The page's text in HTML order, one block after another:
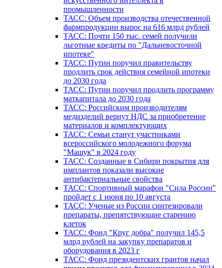
промышленности
ТАСС: Объем производства отечественной
фармпродукции вырос на 616 млрд рублей
ТАСС: Почти 150 тыс. семей получили
льготные кредиты по "Дальневосточной
ипотеке"
ТАСС: Путин поручил правительству
продлить срок действия семейной ипотеки
до 2030 года
ТАСС: Путин поручил продлить программу
маткапитала до 2030 года
ТАСС: Российским производителям
медизделий вернут НДС за приобретение
материалов и комплектующих
ТАСС: Семьи станут участниками
всероссийского молодежного форума
"Машук" в 2024 году
ТАСС: Созданные в Сибири покрытия для
имплантов показали высокие
антибактериальные свойства
ТАСС: Спортивный марафон "Сила России"
пройдет с 1 июня по 10 августа
ТАСС: Ученые из России синтезировали
препараты, препятствующие старению
клеток
ТАСС: Фонд "Круг добра" получил 145,5
млрд рублей на закупку препаратов и
оборудования в 2023 г
ТАСС: Фонд президентских грантов начал